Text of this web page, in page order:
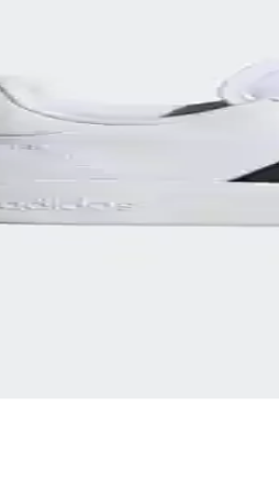
Spor Ayakkabısı: Şık ve
şıklık ve konforu bir araya
Konfor ve Şıklığın
ayakkabıları, konfor, şıklık ve